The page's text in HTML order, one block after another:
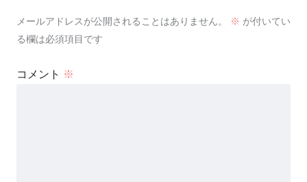
メールアドレスが公開されることはありません。 ※ が付いてい
る欄は必須項目です
コメント ※